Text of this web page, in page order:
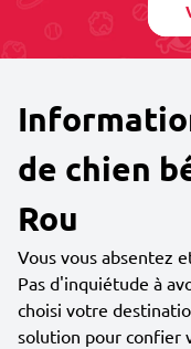
de chien
Rou
Vous vous absentez
Pas d'inquiétude à
choisi votre
solution pour confier